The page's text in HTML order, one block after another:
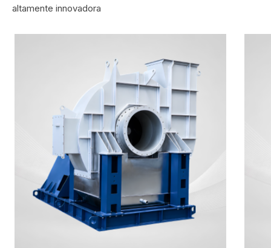
altamente innovadora